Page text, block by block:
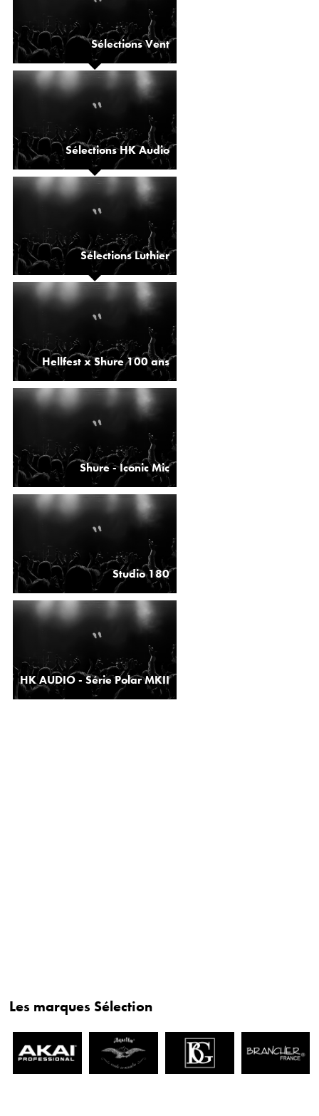
Sélections Vent
Sélections HK Audio
Sélections Luthier
Hellfest x Shure 100 ans
Shure - Iconic Mic
Studio 180
HK AUDIO - Série Polar MKII
Les marques Sélection